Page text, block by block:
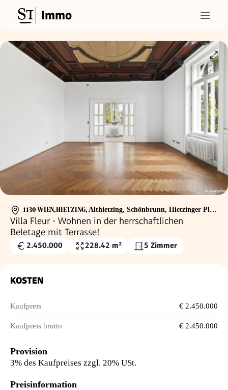
Immo
1130 WIEN,HIETZING, Althietzing, Schönbrunn, Hietzinger Platzl
Villa Fleur - Wohnen in der herrschaftlichen
Beletage mit Terrasse!
Kaufpreis
2.450.000
Wohnfläche
228.42 m² 5 Zimmer
KOSTEN
Kaufpreis € 2.450.000
Kaufpreis brutto € 2.450.000
Provision
3% des Kaufpreises zzgl. 20% USt.
Preisinformation